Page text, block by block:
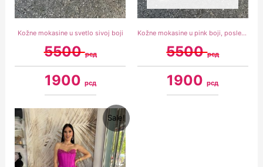
Kožne mokasine u svetlo sivoj boji
5500рсд
1900 рсд
Kožne mokasine u pink boji, poslednji par 36
5500рсд
1900рсд
Sale!
Original
price
was:
11900 рсд.
Current
price
is:
8900 рсд.